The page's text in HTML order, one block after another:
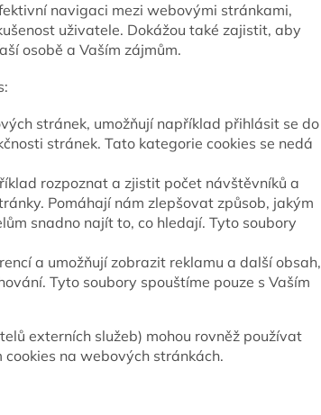
navigaci mezi webovými stránkami,
uživatele. Dokážou také zajistit, aby
osobě a Vaším zájmům.
stránek, umožňují například přihlásit se do
stránek. Tato kategorie cookies se nedá
rozpoznat a zjistit počet návštěvníků a
Pomáhají nám zlepšovat způsob, jakým
snadno najít to, co hledají. Tyto soubory
a umožňují zobrazit reklamu a další obsah,
Tyto soubory spouštíme pouze s Vaším
externích služeb) mohou rovněž používat
na webových stránkách.